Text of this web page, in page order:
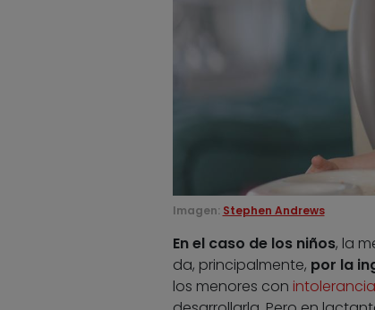
Imagen: Stephen Andrews
En el caso de los niños, la
da, principalmente, por la
los menores con